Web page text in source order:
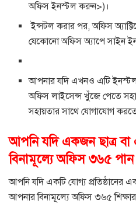
অফিস ইনস্টল করুন>)।
ইন্সটল করার পর, অফিস
যেকোনো অফিস অ্যাপে সাইন
আপনার যদি এখনও এটি
অফিস লাইসেন্স খুঁজে পেতে
সহায়তার সাথে যোগাযোগ
আপনি যদি একজন ছাত্র বা
বিনামূল্যে অফিস ৩৬৫
আপনি যদি একটি যোগ্য প্রতিষ্ঠানের
আপনার বিনামূল্যে অফিস ৩৬৫ শিক্ষার